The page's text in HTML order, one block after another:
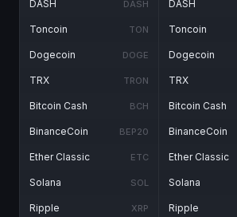
DASH DASH
Toncoin TON
Dogecoin DOGE
TRX TRON
Bitcoin Cash BCH
BinanceCoin BEP20
Ether Classic ETC
Solana SOL
Ripple XRP
DASH
Toncoin
Dogecoin
TRX
Bitcoin Cash
BinanceCoin
Ether Classic
Solana
Ripple